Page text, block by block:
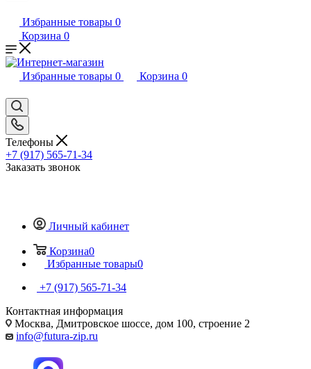
Избранные товары 0
Корзина 0
Избранные товары 0 Корзина 0
Телефоны
+7 (917) 565-71-34
Заказать звонок
Личный кабинет
Корзина0
Избранные товары0
+7 (917) 565-71-34
Контактная информация
Москва, Дмитровское шоссе, дом 100, строение 2
info@futura-zip.ru